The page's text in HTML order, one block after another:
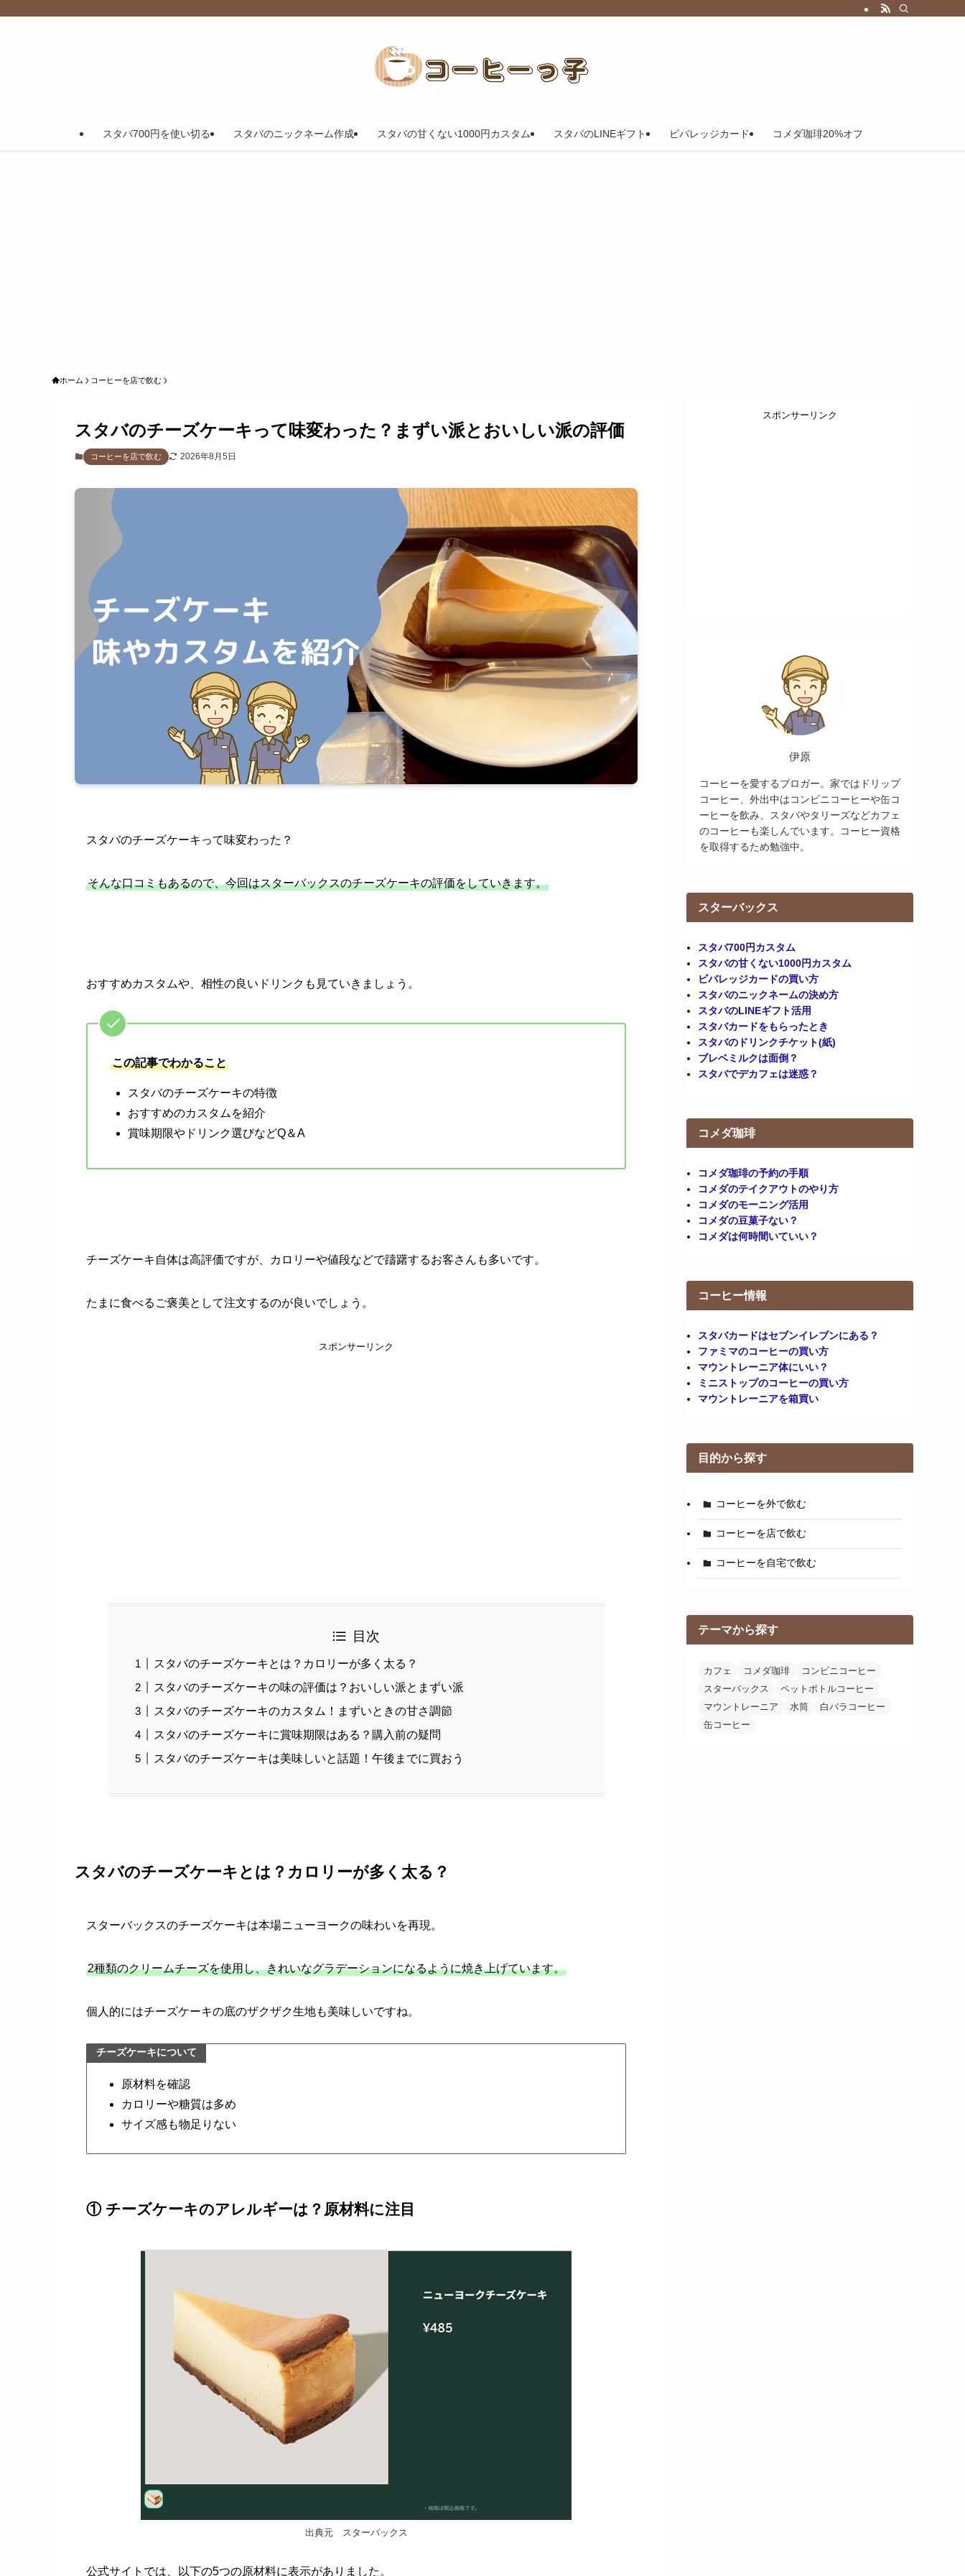
スタバ700円を使い切る スタバのニックネーム作成 スタバの甘くない1000円カスタム スタバのLINEギフト ビバレッジカード コメダ珈琲20%オフ
ホーム コーヒーを店で飲む
スタバのチーズケーキって味変わった？まずい派とおいしい派の評価
コーヒーを店で飲む 2026年8月5日
スタバのチーズケーキって味変わった？
そんな口コミもあるので、今回はスターバックスのチーズケーキの評価をしていきます。
おすすめカスタムや、相性の良いドリンクも見ていきましょう。
この記事でわかること
スタバのチーズケーキの特徴
おすすめのカスタムを紹介
賞味期限やドリンク選びなどQ＆A
チーズケーキ自体は高評価ですが、カロリーや値段などで躊躇するお客さんも多いです。
たまに食べるご褒美として注文するのが良いでしょう。
スポンサーリンク
目次
スタバのチーズケーキとは？カロリーが多く太る？
スタバのチーズケーキの味の評価は？おいしい派とまずい派
スタバのチーズケーキのカスタム！まずいときの甘さ調節
スタバのチーズケーキに賞味期限はある？購入前の疑問
スタバのチーズケーキは美味しいと話題！午後までに買おう
スタバのチーズケーキとは？カロリーが多く太る？
スターバックスのチーズケーキは本場ニューヨークの味わいを再現。
2種類のクリームチーズを使用し、きれいなグラデーションになるように焼き上げています。
個人的にはチーズケーキの底のザクザク生地も美味しいですね。
チーズケーキについて
原材料を確認
カロリーや糖質は多め
サイズ感も物足りない
① チーズケーキのアレルギーは？原材料に注目
出典元 スターバックス
公式サイトでは、以下の5つの原材料に表示がありました。
スポンサーリンク
伊原
コーヒーを愛するブロガー。家ではドリップ
コーヒー、外出中はコンビニコーヒーや缶コ
ーヒーを飲み、スタバやタリーズなどカフェ
のコーヒーも楽しんでいます。コーヒー資格
を取得するため勉強中。
スターバックス
スタバ700円カスタム
スタバの甘くない1000円カスタム
ビバレッジカードの買い方
スタバのニックネームの決め方
スタバのLINEギフト活用
スタバカードをもらったとき
スタバのドリンクチケット(紙)
ブレベミルクは面倒？
スタバでデカフェは迷惑？
コメダ珈琲
コメダ珈琲の予約の手順
コメダのテイクアウトのやり方
コメダのモーニング活用
コメダの豆菓子ない？
コメダは何時間いていい？
コーヒー情報
スタバカードはセブンイレブンにある？
ファミマのコーヒーの買い方
マウントレーニア体にいい？
ミニストップのコーヒーの買い方
マウントレーニアを箱買い
目的から探す
コーヒーを外で飲む
コーヒーを店で飲む
コーヒーを自宅で飲む
テーマから探す
カフェ コメダ珈琲
コンビニコーヒー
スターバックス
ペットボトルコーヒー
マウントレーニア
水筒
白バラコーヒー
缶コーヒー